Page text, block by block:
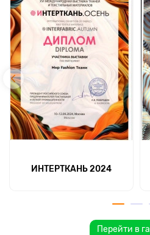
ИНТЕРТКАНЬ 2024
Перейти в